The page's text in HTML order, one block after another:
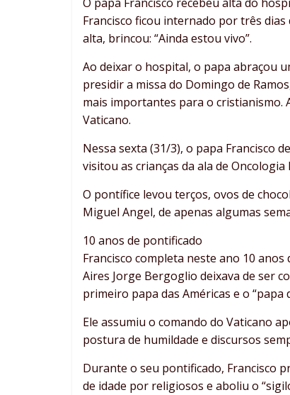
O papa Francisco recebeu alta do
Francisco ficou internado por três
alta, brincou: “Ainda estou vivo”.
Ao deixar o hospital, o papa abraçou
presidir a missa do Domingo de
mais importantes para o cristianismo.
Vaticano.
Nessa sexta (31/3), o papa Francisco
visitou as crianças da ala de
O pontífice levou terços, ovos de
Miguel Angel, de apenas algumas
10 anos de pontificado
Francisco completa neste ano 10 anos
Aires Jorge Bergoglio deixava de ser
primeiro papa das Américas e o
Ele assumiu o comando do Vaticano
postura de humildade e discursos
Durante o seu pontificado, Francisco
de idade por religiosos e aboliu o